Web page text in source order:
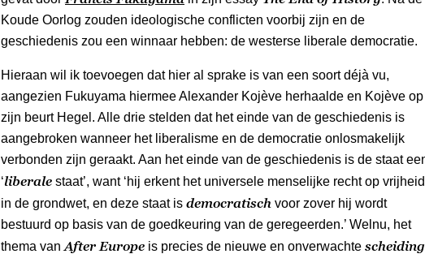
Koude Oorlog zouden ideologische conflicten voorbij zijn en de
geschiedenis zou een winnaar hebben: de westerse liberale democratie.
Hieraan wil ik toevoegen dat hier al sprake is van een soort déjà vu,
aangezien Fukuyama hiermee Alexander Kojève herhaalde en Kojève op
zijn beurt Hegel. Alle drie stelden dat het einde van de geschiedenis is
aangebroken wanneer het liberalisme en de democratie onlosmakelijk
verbonden zijn geraakt. Aan het einde van de geschiedenis is de staat
‘liberale staat’, want ‘hij erkent het universele menselijke recht op vrijheid
in de grondwet, en deze staat is democratisch voor zover hij wordt
bestuurd op basis van de goedkeuring van de geregeerden.’ Welnu, het
thema van After Europe is precies de nieuwe en onverwachte scheiding